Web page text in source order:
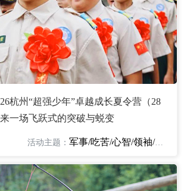
杭州“超强少年”卓越成长夏令营（28
一场飞跃式的突破与蜕变
活动主题：军事/吃苦/心智/领袖/励志